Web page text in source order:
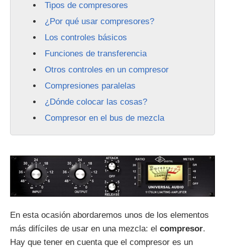
Tipos de compresores
¿Por qué usar compresores?
Los controles básicos
Funciones de transferencia
Otros controles en un compresor
Compresiones paralelas
¿Dónde colocar las cosas?
Compresor en el bus de mezcla
En esta ocasión abordaremos unos de los elementos
más difíciles de usar en una mezcla: el compresor.
Hay que tener en cuenta que el compresor es un